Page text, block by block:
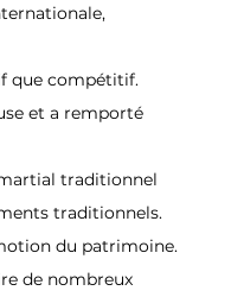
que compétitif.
et a remporté
traditionnel
traditionnels.
du patrimoine.
de nombreux